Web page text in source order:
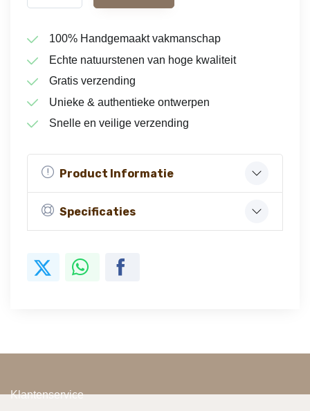
100% Handgemaakt vakmanschap
Echte natuurstenen van hoge kwaliteit
Gratis verzending
Unieke & authentieke ontwerpen
Snelle en veilige verzending
Product Informatie
Specificaties
Klantenservice